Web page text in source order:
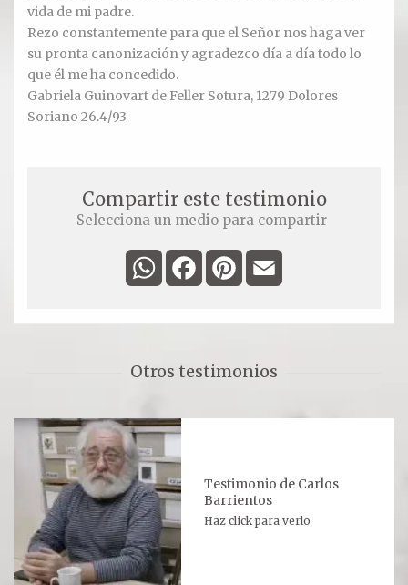
Galería y testimonios
Reliquias
ORACIONES
Oración para hoy
DEVOTOS
vida de mi padre.
Rezo constantemente para que el Señor nos haga ver
su pronta canonización y agradezco día a día todo lo
que él me ha concedido.
Gabriela Guinovart de Feller Sotura, 1279 Dolores
Soriano 26.4/93
Compartir este testimonio
Selecciona un medio para compartir
WhatsAppFacebookPinterest
Otros testimonios
Testimonio de Carlos
Barrientos
Haz click para verlo